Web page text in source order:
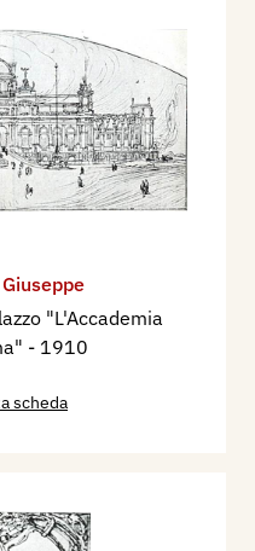
"L'Accademia
- 1910
scheda